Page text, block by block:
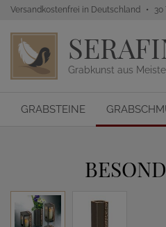
Versandkostenfrei in Deutschland 30
Grabkunst aus
GRABSTEINE